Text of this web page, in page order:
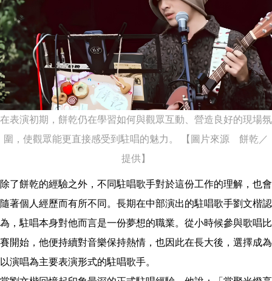
在表演初期，餅乾仍在學習如何與觀眾互動、營造良好的現場氛
圍，使觀眾能更直接感受到駐唱的魅力。 【圖片來源 餅乾／
提供】
除了餅乾的經驗之外，不同駐唱歌手對於這份工作的理解，也會
隨著個人經歷而有所不同。長期在中部演出的駐唱歌手劉文楷認
為，駐唱本身對他而言是一份夢想的職業。從小時候參與歌唱比
賽開始，他便持續對音樂保持熱情，也因此在長大後，選擇成為
以演唱為主要表演形式的駐唱歌手。